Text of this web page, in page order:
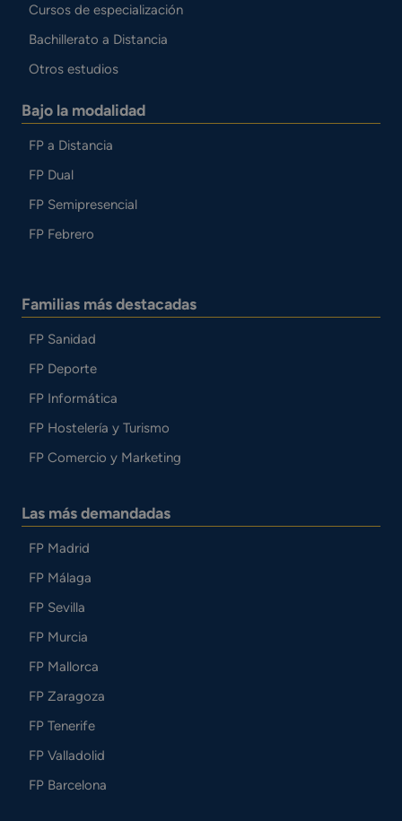
Cursos de especialización
Bachillerato a Distancia
Otros estudios
Bajo la modalidad
FP a Distancia
FP Dual
FP Semipresencial
FP Febrero
Familias más destacadas
FP Sanidad
FP Deporte
FP Informática
FP Hostelería y Turismo
FP Comercio y Marketing
Las más demandadas
FP Madrid
FP Málaga
FP Sevilla
FP Murcia
FP Mallorca
FP Zaragoza
FP Tenerife
FP Valladolid
FP Barcelona